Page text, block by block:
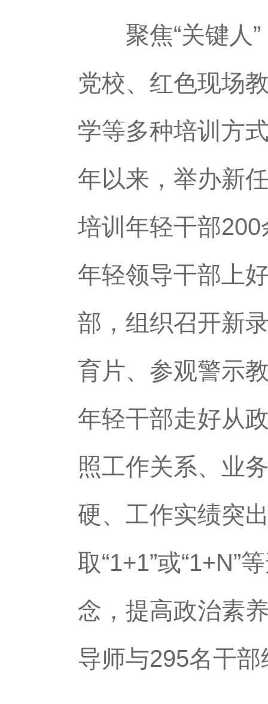
聚焦“关键人”
党校、红色现场
学等多种培训方
年以来，举办新
培训年轻干部
年轻领导干部上
部，组织召开新
育片、参观警示
年轻干部走好从
照工作关系、业
硬、工作实绩突
取“1+1”或“1+N”
念，提高政治素
导师与295名干